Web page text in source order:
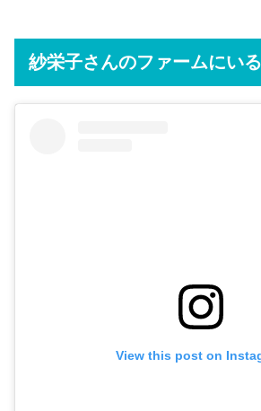
紗栄子さんのファームにい
View this post on